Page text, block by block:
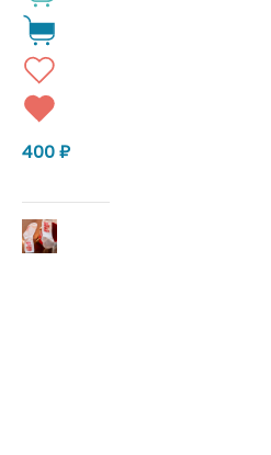
400 ₽